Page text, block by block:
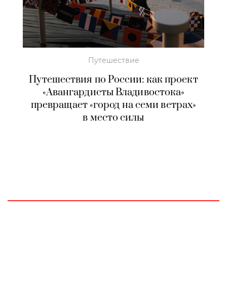
Путешествие
Путешествия по России: как проект
«Авангардисты Владивостока»
превращает «город на семи ветрах»
в место силы